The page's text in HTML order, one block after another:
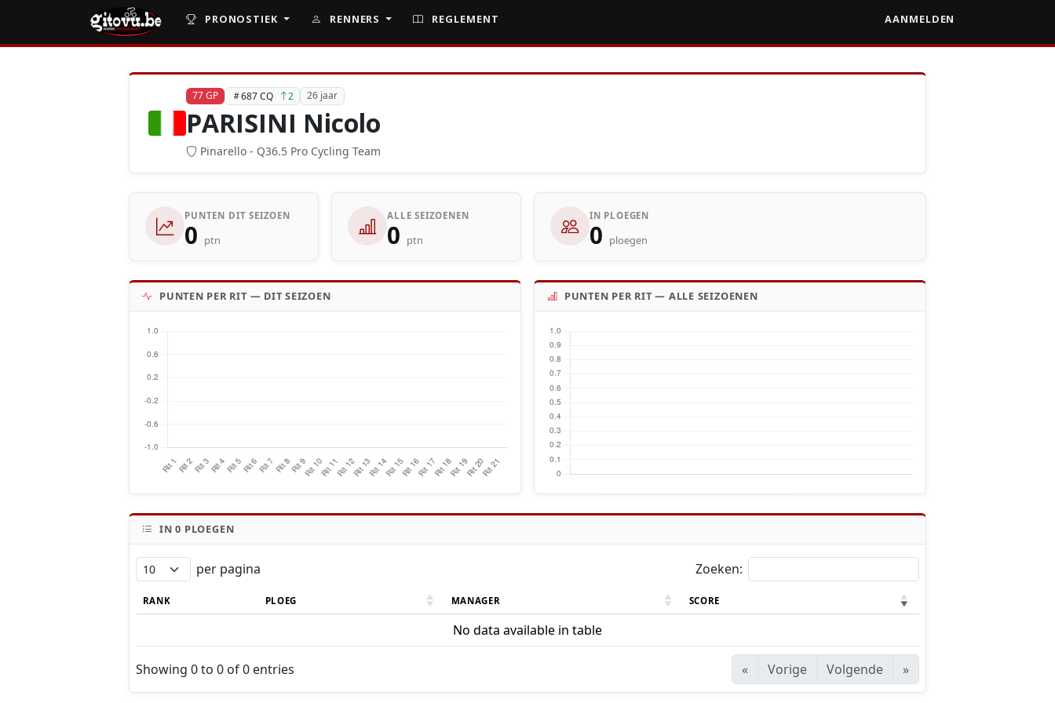
PRONOSTIEK RENNERS REGLEMENT AANMELDEN
77 GP 687 CQ 2 26 jaar
PARISINI Nicolo
Pinarello - Q36.5 Pro Cycling Team
PUNTEN DIT SEIZOEN
0 ptn
ALLE SEIZOENEN
0 ptn
IN PLOEGEN
0 ploegen
PUNTEN PER RIT — DIT SEIZOEN PUNTEN PER RIT — ALLE SEIZOENEN
IN0 PLOEGEN
per pagina Zoeken:
RANK PLOEG MANAGER SCORE
No data available in table
Showing 0 to 0 of 0 entries « Vorige Volgende »